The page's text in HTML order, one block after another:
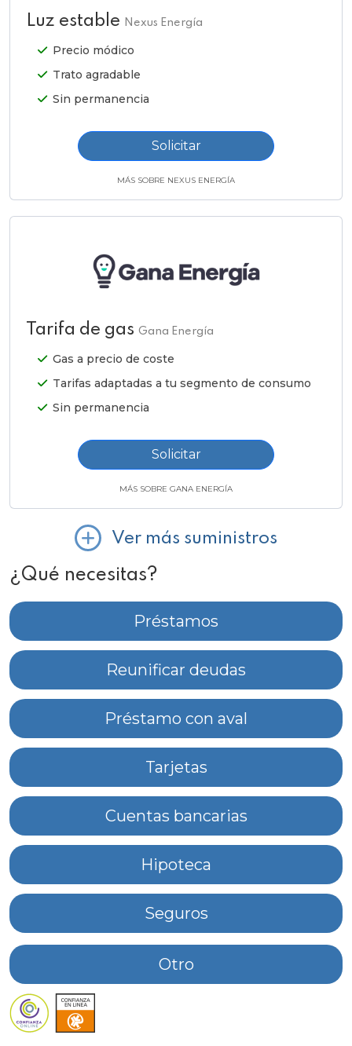
Luz estable Nexus Energía
Precio módico
Trato agradable
Sin permanencia
Solicitar
MÁS SOBRE NEXUS ENERGÍA
Tarifa de gas Gana Energía
Gas a precio de coste
Tarifas adaptadas a tu segmento de consumo
Sin permanencia
Solicitar
MÁS SOBRE GANA ENERGÍA
Ver más suministros
¿Qué necesitas?
Préstamos
Reunificar deudas
Préstamo con aval
Tarjetas
Cuentas bancarias
Hipoteca
Seguros
Otro